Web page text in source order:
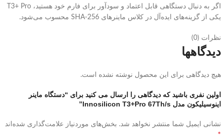
اگر به دنبال دستگاهی قابل اعتماد و سودآور برای فارم خود هستید، T3+ Pro
یکی از گزینه‌های ایده‌آل در کلاس ماینرهای SHA-256 محسوب می‌شود.
نظرات (0)
دیدگاهها
هیچ دیدگاهی برای این محصول نوشته نشده است.
اولین نفری باشید که دیدگاهی را ارسال می کنید برای “دستگاه ماینر
اینوسیلیکون مدل Innosilicon T3+Pro 67Th/s”
نشانی ایمیل شما منتشر نخواهد شد. بخش‌های موردنیاز علامت‌گذاری شده‌اند
*